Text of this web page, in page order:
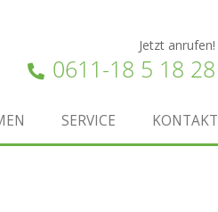
Jetzt anrufen!
0611-18 5 18 28
SERVICE KONTAKT